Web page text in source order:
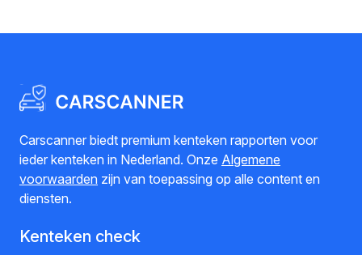
Carscanner biedt premium kenteken rapporten voor
ieder kenteken in Nederland. Onze Algemene
voorwaarden zijn van toepassing op alle content en
diensten.
Kenteken check